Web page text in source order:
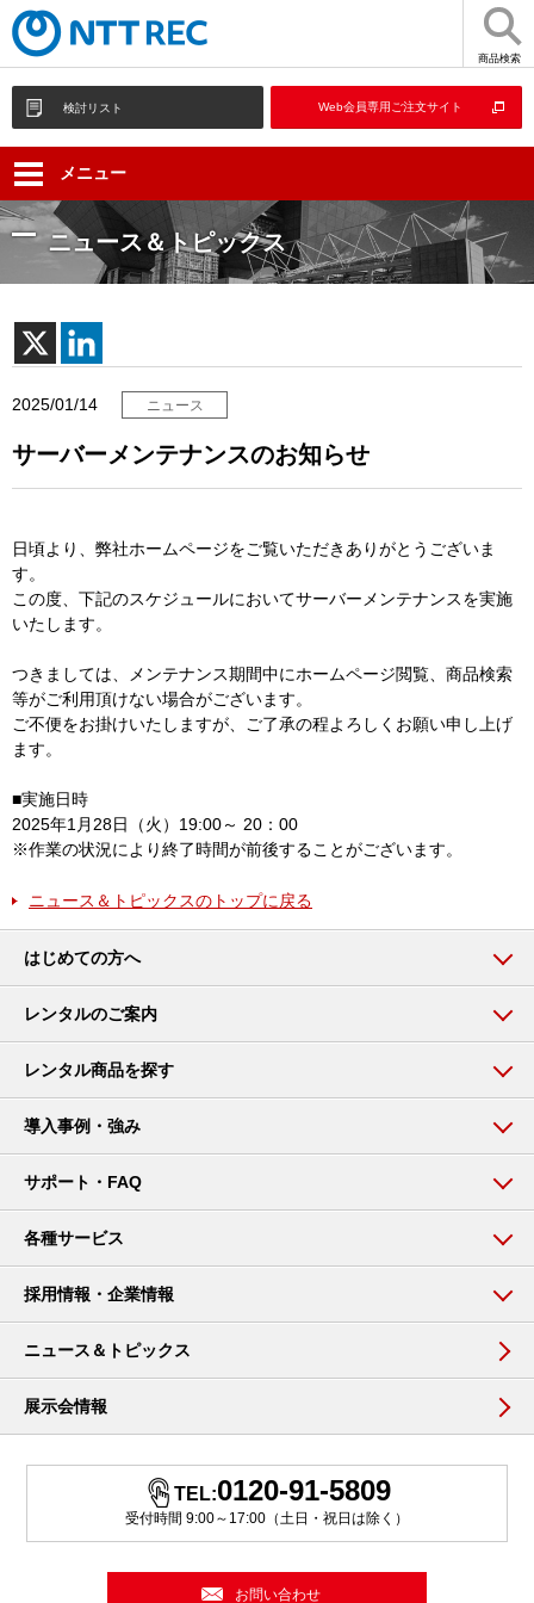
商品検索
検討リスト Web会員専用ご注文サイト
メニュー
ニュース＆トピックス
2025/01/14 ニュース
サーバーメンテナンスのお知らせ
日頃より、弊社ホームページをご覧いただきありがとうございま
す。
この度、下記のスケジュールにおいてサーバーメンテナンスを実施
いたします。
つきましては、メンテナンス期間中にホームページ閲覧、商品検索
等がご利用頂けない場合がございます。
ご不便をお掛けいたしますが、ご了承の程よろしくお願い申し上げ
ます。
■実施日時
2025年1月28日（火）19:00～ 20：00
※作業の状況により終了時間が前後することがございます。
ニュース＆トピックスのトップに戻る
はじめての方へ
レンタルのご案内
レンタル商品を探す
導入事例・強み
サポート・FAQ
各種サービス
採用情報・企業情報
ニュース＆トピックス
展示会情報
TEL:0120-91-5809
受付時間 9:00～17:00（土日・祝日は除く）
お問い合わせ